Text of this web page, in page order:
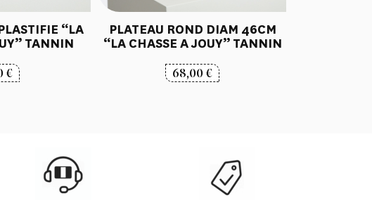
“LA
TANNIN
€
PLATEAU ROND DIAM 46CM
“LA CHASSE A JOUY” TANNIN
68,00€